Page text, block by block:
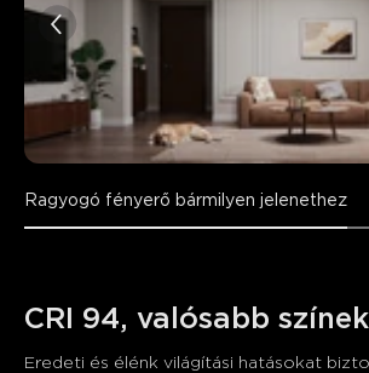
Ragyogó fényerő bármilyen jelenethez
CRI 94, valósabb színek
Eredeti és élénk világítási hatásokat